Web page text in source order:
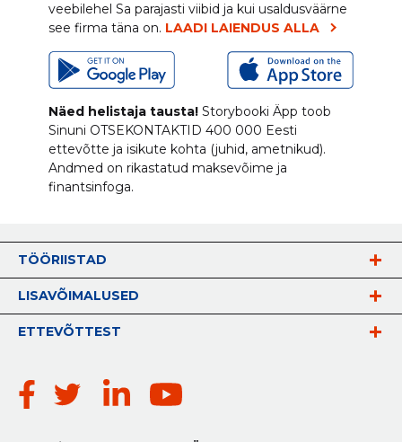
veebilehel Sa parajasti viibid ja kui usaldusväärne
see firma täna on. LAADI LAIENDUS ALLA
Näed helistaja tausta! Storybooki Äpp toob
Sinuni OTSEKONTAKTID 400 000 Eesti
ettevõtte ja isikute kohta (juhid, ametnikud).
Andmed on rikastatud maksevõime ja
finantsinfoga.
TÖÖRIISTAD
LISAVÕIMALUSED
ETTEVÕTTEST